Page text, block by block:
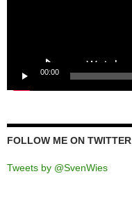
00:00
FOLLOW ME ON TWITTER
Tweets by @SvenWies